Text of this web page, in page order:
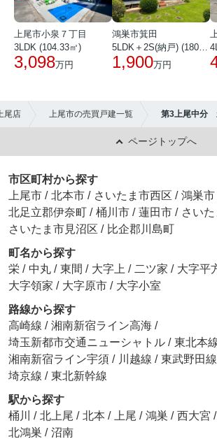
上尾市小泉７丁目
3LDK (104.33㎡)
3,098万円
鴻巣市箕田
1,900万円
尾店 上尾市の売買戸建一覧 第3上尾中分
ページトップへ
市区町村から探す
上尾市 / 北本市 / さいたま市西区 / 鴻巣市
北足立郡伊奈町 / 桶川市 / 蓮田市 / さい
さいたま市見沼区 / 比企郡川島町
町名から探す
栄 / 中丸 / 東間 / 大字上 / 二ツ家 / 大字平
大字領家 / 大字原市 / 大字小室
路線から探す
高崎線 / 湘南新宿ライン高海 /
埼玉新都市交通ニューシャトル / 東北本
湘南新宿ライン宇須 / 川越線 / 東武野田線
埼京線 / 東北新幹線
駅から探す
桶川
/ 北上尾 / 北本 / 上尾 / 鴻巣 / 西大宮 /
北鴻巣 / 沼南